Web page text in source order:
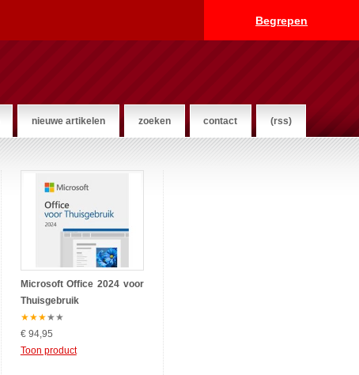
Begrepen
nieuwe artikelen zoeken contact (rss)
Microsoft Office 2024 voor
Thuisgebruik
★★★★★
€ 94,95
Toon product